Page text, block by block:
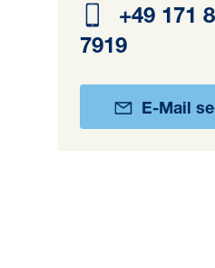
+49 171
7919
E-Mail